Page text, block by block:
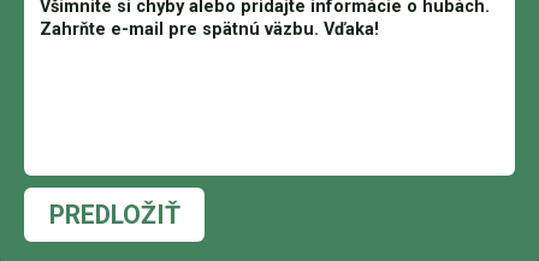
PREDLOŽIŤ